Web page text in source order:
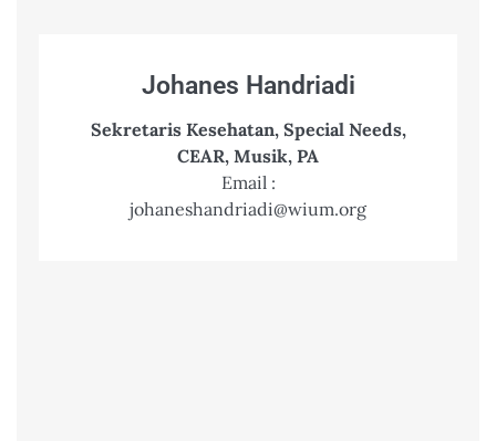
Johanes Handriadi
Sekretaris Kesehatan, Special Needs,
CEAR, Musik, PA
Email :
johaneshandriadi@wium.org